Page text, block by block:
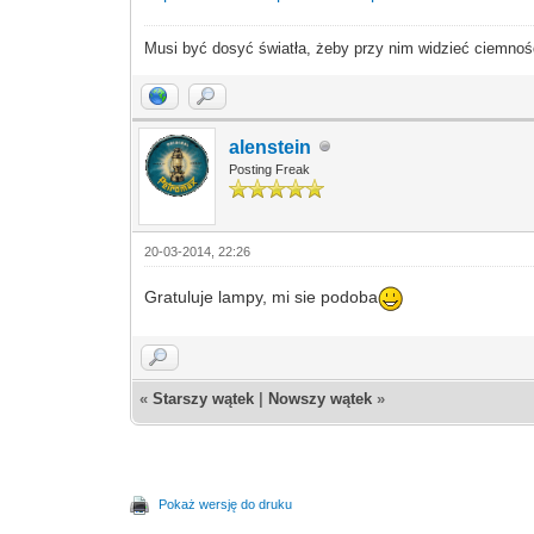
Musi być dosyć światła, żeby przy nim widzieć
alenstein
Posting Freak
20-03-2014, 22:26
Gratuluje lampy, mi sie podoba
«Starszy wątek Nowszy wątek »
Pokaż wersję do druku